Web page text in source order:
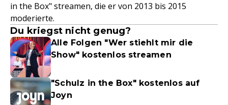
in the Box" streamen, die er von 2013 bis 2015
moderierte.
Du kriegst nicht genug?
Alle Folgen "Wer stiehlt mir die
Show" kostenlos streamen
"Schulz in the Box" kostenlos auf
Joyn